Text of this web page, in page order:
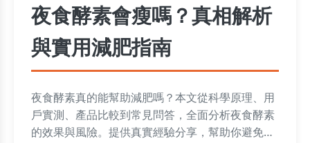
夜食酵素會瘦嗎？真相解析
與實用減肥指南
夜食酵素真的能幫助減肥嗎？本文從科學原理、用
戶實測、產品比較到常見問答，全面分析夜食酵素
的效果與風險。提供真實經驗分享，幫助你避免浪